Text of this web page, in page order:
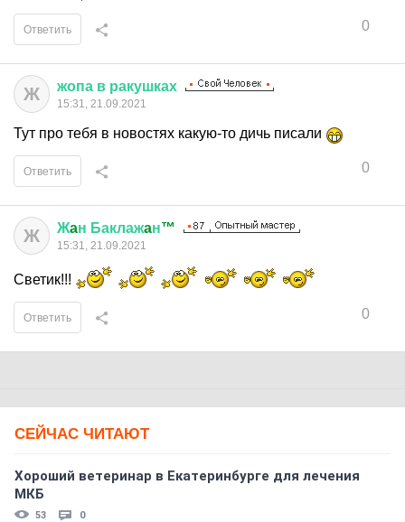
0
Ответить
Ж жопа в ракушках
15:31, 21.09.2021
Тут про тебя в новостях какую-то дичь писали
0
Ответить
Ж Жaн Баклажaн™
15:31, 21.09.2021
Светик!!!
0
Ответить
СЕЙЧАС ЧИТАЮТ
Хороший ветеринар в Екатеринбурге для лечения
МКБ
53 0